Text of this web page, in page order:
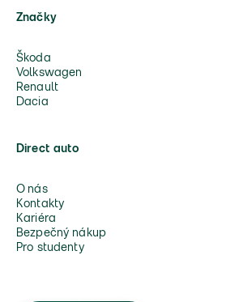
Značky
Škoda
Volkswagen
Renault
Dacia
Direct auto
O nás
Kontakty
Kariéra
Bezpečný nákup
Pro studenty